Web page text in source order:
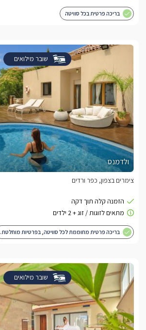
בריכה פרטית בכל סוויטה
שובר מילואים
ולדמנס
צימרים בצפון, כפר ורדים
בריכה פרטית מחוממת לכל סוויטה, בפרטיות מוחלטת.
שובר מילואים